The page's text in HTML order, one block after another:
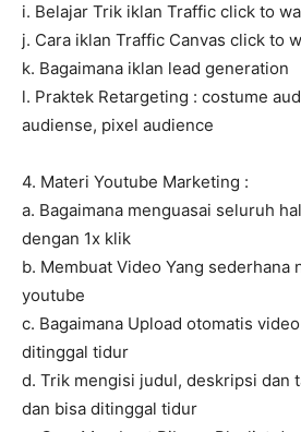
i. Belajar Trik iklan Traffic click to wa
j. Cara iklan Traffic Canvas click to
k. Bagaimana iklan lead generation
l. Praktek Retargeting : costume
audiense, pixel audience
4. Materi Youtube Marketing :
a. Bagaimana menguasai seluruh
dengan 1x klik
b. Membuat Video Yang sederhana
youtube
c. Bagaimana Upload otomatis
ditinggal tidur
d. Trik mengisi judul, deskripsi dan
dan bisa ditinggal tidur